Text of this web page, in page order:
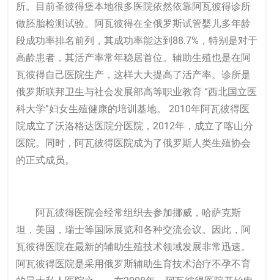
所。目前圣彼得堡本地很多医院依然依靠阿瓦彼得诊所
做胚胎检测试验。阿瓦彼得在全俄罗斯试管婴儿多年龄
段成功率排名前列，其成功率能达到88.7%，特别是对于
高龄患者，其活产率常年稳居首位。辅助生殖也是在阿
瓦彼得自己医院生产，这样大大提高了活产率。诊所是
俄罗斯联邦卫生与社会发展部高等职业教育 “西北国立医
科大学”妇女生殖健康的培训基地。 2010年阿瓦彼得医
院成立了沃洛格达医院分医院，2012年，成立了喀山分
医院。同时，阿瓦彼得医院成为了俄罗斯人类生殖协会
的正式成员。
阿瓦彼得医院会经常组织去参加挪威，哈萨克斯
坦，美国，瑞士等国际展览和各种交流会议。因此，阿
瓦彼得医院在最新的辅助生殖技术领域发展非常迅速。
阿瓦彼得医院是采用俄罗斯辅助生育技术治疗不孕不育